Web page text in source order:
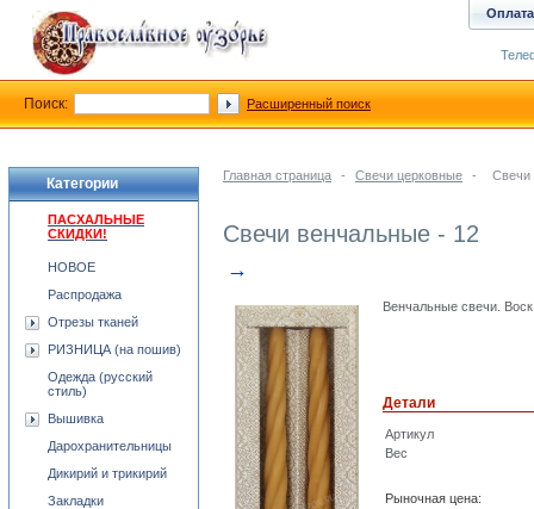
Главная страница - Свечи церковные - Свечи
Свечи венчальные - 12
→
Венчальные свечи.
Детали
Артикул
Вес
Рыночная цена:
Категории
ПАСХАЛЬНЫЕ
СКИДКИ!
НОВОЕ
Распродажа
Отрезы тканей
РИЗНИЦА (на пошив)
Одежда (русский
стиль)
Вышивка
Дарохранительницы
Дикирий и трикирий
Закладки
Оплата
Поиск: Расширенный поиск